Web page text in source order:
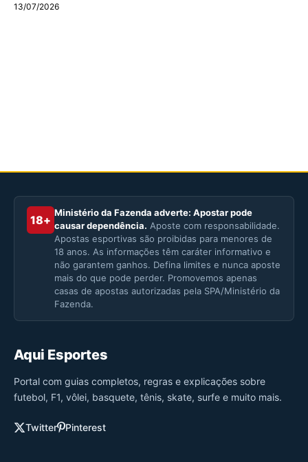
13/07/2026
18+
Ministério da Fazenda adverte: Apostar pode
causar dependência. Aposte com responsabilidade.
Apostas esportivas são proibidas para menores de
18 anos. As informações têm caráter informativo e
não garantem ganhos. Defina limites e nunca aposte
mais do que pode perder. Promovemos apenas
casas de apostas autorizadas pela SPA/Ministério da
Fazenda.
Aqui Esportes
Portal com guias completos, regras e explicações sobre
futebol, F1, vôlei, basquete, tênis, skate, surfe e muito mais.
Twitter Pinterest